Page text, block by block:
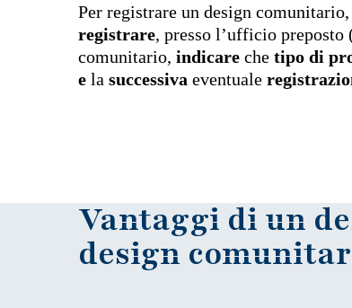
Per registrare un design
registrare, presso l’ufficio preposto
comunitario, indicare che tipo di
e la successiva eventuale
Vantaggi di un
design